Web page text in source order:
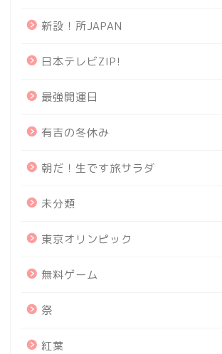
新設！所JAPAN
日本テレビZIP!
最強開運日
有吉の冬休み
朝だ！生です旅サラダ
未分類
東京オリンピック
無料ゲーム
祭
紅葉